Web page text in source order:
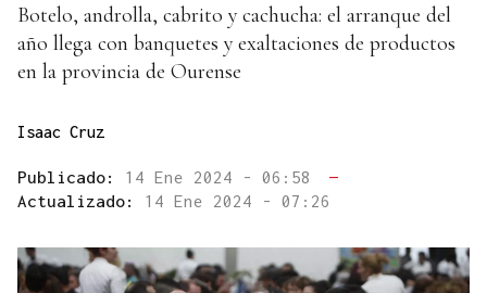
Botelo, androlla, cabrito y cachucha: el arranque del
año llega con banquetes y exaltaciones de productos
en la provincia de Ourense
Isaac Cruz
Publicado: 14 Ene 2024 - 06:58
—
Actualizado: 14 Ene 2024 - 07:26